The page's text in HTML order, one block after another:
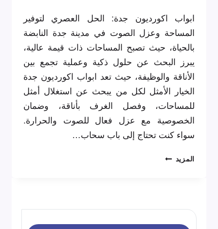
ابواب اكورديون جدة: الحل العصري لتوفير
المساحة وعزل الصوت في مدينة جدة النابضة
بالحياة، حيث تصبح المساحات ذات قيمة عالية،
يبرز البحث عن حلول ذكية وعملية تجمع بين
الأناقة والوظيفة، حيث تعد ابواب اكورديون جدة
الخيار الأمثل لكل من يبحث عن استغلال أمثل
للمساحات، وفصل الغرف بأناقة، وضمان
الخصوصية مع عزل فعال للصوت والحرارة.
سواء كنت تحتاج إلى باب سحاب…
المزيد ابواب